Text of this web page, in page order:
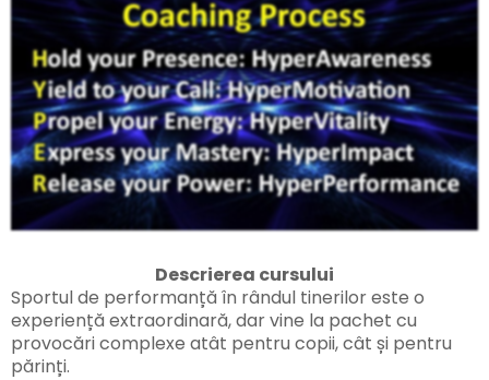
Descrierea cursului
Sportul de performanță în rândul tinerilor este o
experiență extraordinară, dar vine la pachet cu
provocări complexe atât pentru copii, cât și pentru
părinți.